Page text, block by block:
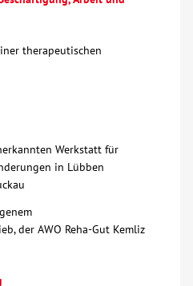
therapeutischen
Werkstatt für
in Lübben
der AWO Reha-Gut Kemliz